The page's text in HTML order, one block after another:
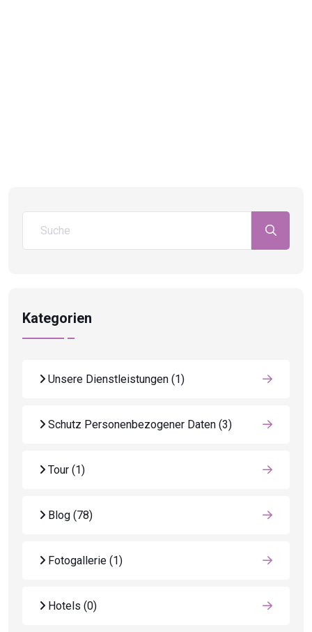
Kategorien
Unsere Dienstleistungen (1)
Schutz Personenbezogener Daten (3)
Tour (1)
Blog (78)
Fotogallerie (1)
Hotels (0)